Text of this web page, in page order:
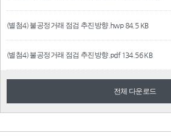
(별첨4) 불공정거래 점검 추진방향.hwp84.5 KB
(별첨4) 불공정거래 점검 추진방향.pdf 134.56 KB
전체 다운로드